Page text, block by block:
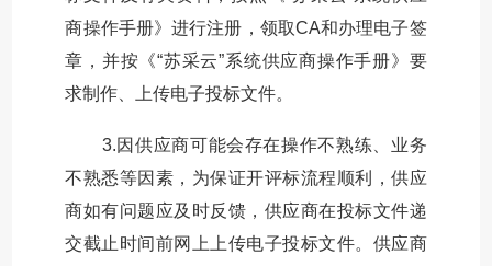
商操作手册》进行注册，领取CA和办理电子签
章，并按《“苏采云”系统供应商操作手册》要
求制作、上传电子投标文件。
3.因供应商可能会存在操作不熟练、业务
不熟悉等因素，为保证开评标流程顺利，供应
商如有问题应及时反馈，供应商在投标文件递
交截止时间前网上上传电子投标文件。供应商